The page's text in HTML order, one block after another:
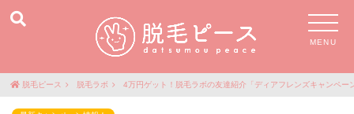
MENU
脱毛ピース 脱毛ラボ 4万円ゲット！脱毛ラボの友達紹介「ディアフレンズキャンペー